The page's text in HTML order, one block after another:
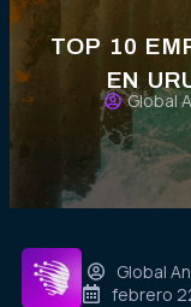
TOP 10
EN
Global
Global
febrero